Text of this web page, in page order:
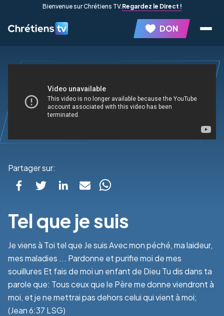
Bienvenue sur Chrétiens TV.Regardez le Direct !
DON
Partager sur:
Tel que je suis
Je viens à Toi tel que Je suis Avec mon péché, ma laideur,
mes maladies ... Pardonne et purifie moi de mes
souillures Et fais de moi un enfant de Dieu Tu dis dans ta
parole que: Tous ceux que le Père me donne viendront à
moi, et je ne mettrai pas dehors celui qui vient à moi;
(Jean 6:37 LSG)